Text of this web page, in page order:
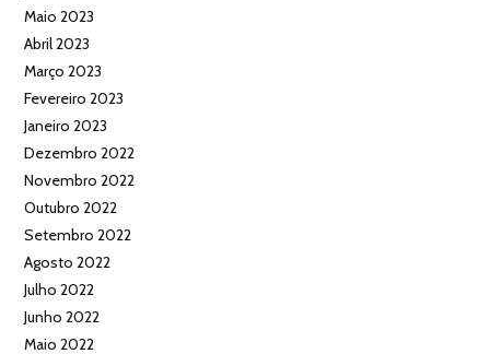
Maio 2023
Abril 2023
Março 2023
Fevereiro 2023
Janeiro 2023
Dezembro 2022
Novembro 2022
Outubro 2022
Setembro 2022
Agosto 2022
Julho 2022
Junho 2022
Maio 2022